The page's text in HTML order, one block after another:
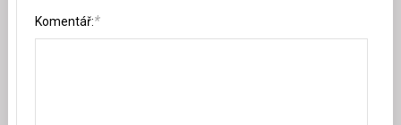
Komentář:*